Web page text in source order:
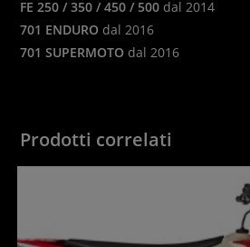
FE 250 / 350 / 450 / 500 dal 2014
701 ENDURO dal 2016
701 SUPERMOTO dal 2016
Prodotti correlati